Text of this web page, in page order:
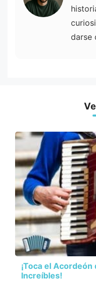
darse
¡Toca el
Increíbles!